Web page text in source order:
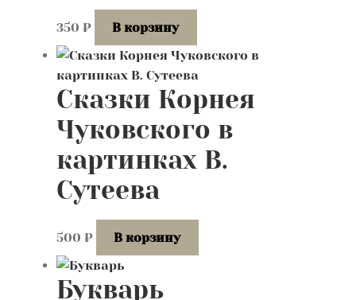
350 ₽ В корзину
Сказки Корнея
Чуковского в
картинках В.
Сутеева
500 ₽ В корзину
Букварь